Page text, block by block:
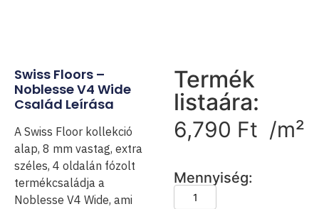
Swiss Floors –
Noblesse V4 Wide
Család Leírása
A Swiss Floor kollekció
alap, 8 mm vastag, extra
széles, 4 oldalán fózolt
termékcsaládja a
Noblesse V4 Wide, ami
Termék
listaára:
6,790 Ft /m²
Mennyiség: